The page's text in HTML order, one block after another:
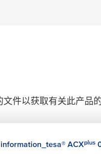
文件以获取有关此产品
tesa® ACXplus